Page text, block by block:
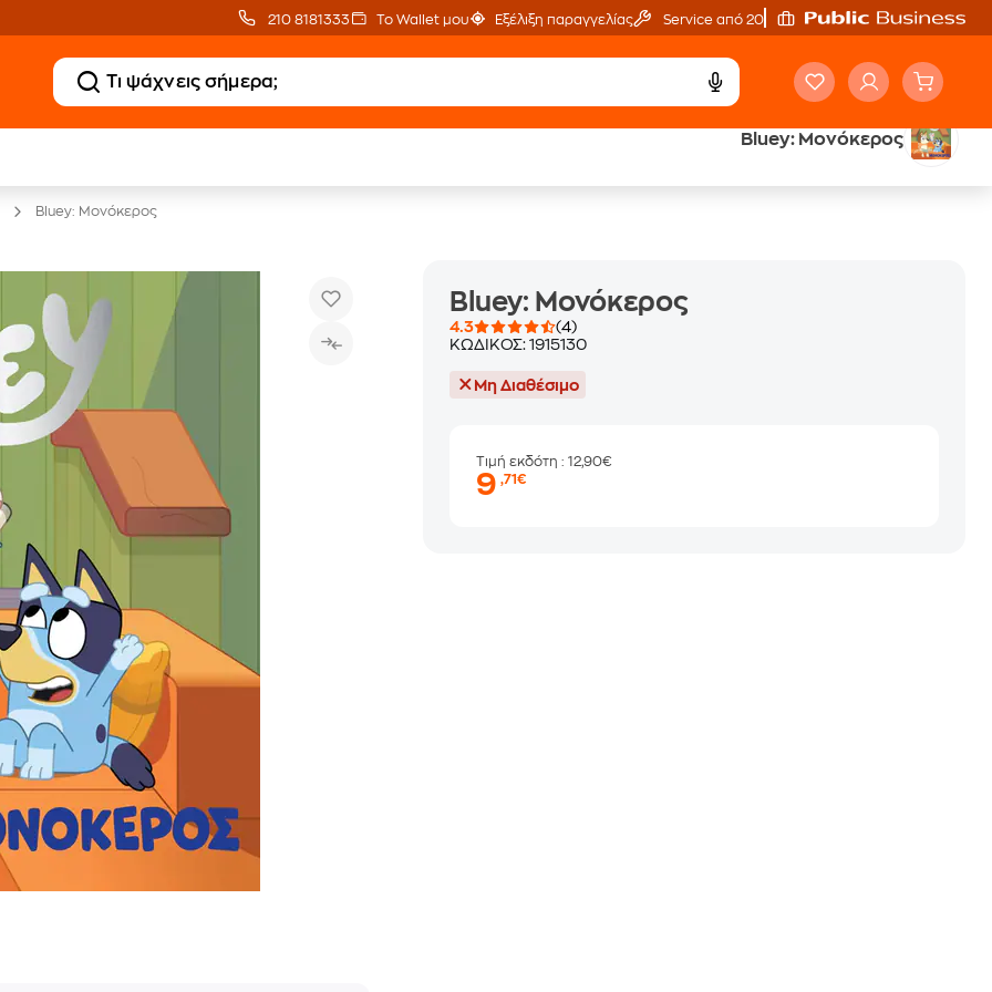
210 8181333 Το Wallet μου Εξέλιξη παραγγελίας Service από 20'
Bluey: Μονόκερος
Bluey: Μονόκερος
Bluey: Μονόκερος
4.3
(4)
ΚΩΔΙΚΟΣ:1915130
Μη Διαθέσιμο
Τιμή εκδότη: 12,90€
9,71€